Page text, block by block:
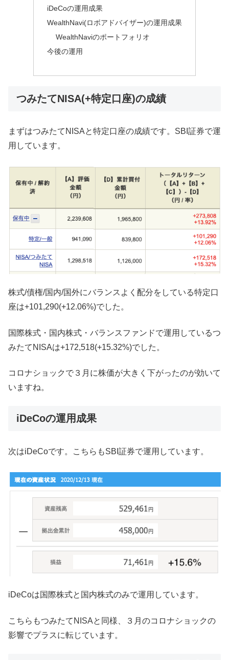
iDeCoの運用成果
WealthNavi(ロボアドバイザー)の運用成果
WealthNaviのポートフォリオ
今後の運用
つみたてNISA(+特定口座)の成績
まずはつみたてNISAと特定口座の成績です。SBI証券で運
用しています。
株式/債権/国内/国外にバランスよく配分をしている特定口
座は+101,290(+12.06%)でした。
国際株式・国内株式・バランスファンドで運用しているつ
みたてNISAは+172,518(+15.32%)でした。
コロナショックで３月に株価が大きく下がったのが効いて
いますね。
iDeCoの運用成果
次はiDeCoです。こちらもSBI証券で運用しています。
iDeCoは国際株式と国内株式のみで運用しています。
こちらもつみたてNISAと同様、３月のコロナショックの
影響でプラスに転じています。